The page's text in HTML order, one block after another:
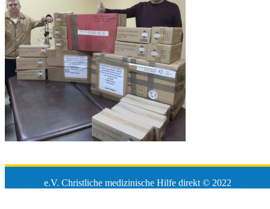
e.V. Christliche medizinische Hilfe direkt © 2022